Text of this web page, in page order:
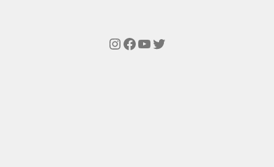
Instagram
Facebook
YouTube
Twitter